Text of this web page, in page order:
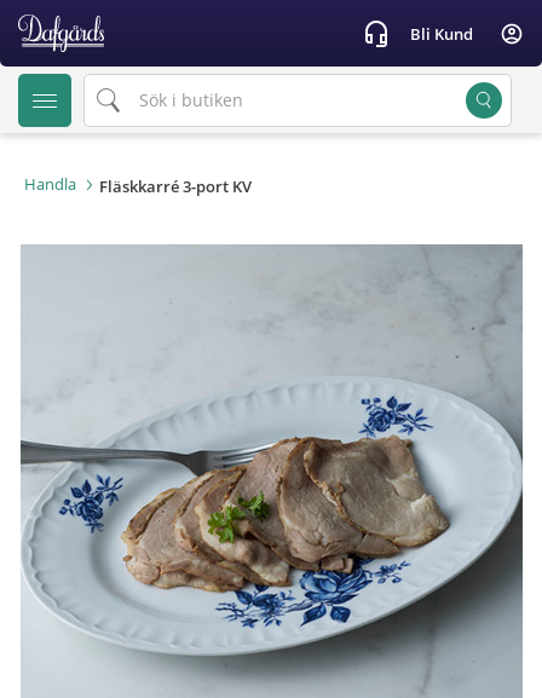
text.skipToContent
text.skipToNavigation
headset_mic Bli Kund account_circle
Handla Fläskkarré 3-port KV